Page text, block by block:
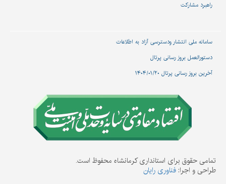
راهبرد مشارکت
سامانه ملی انتشار و‌دسترسی آزاد به اطلاعات
دستورالعمل بروز رسانی پرتال
آخرین بروز رسانی پرتال ۱۴۰۴/۰۱/۲۰
تمامی حقوق برای استانداری کرمانشاه محفوظ است.
طراحی و اجرا: فناوری رایان